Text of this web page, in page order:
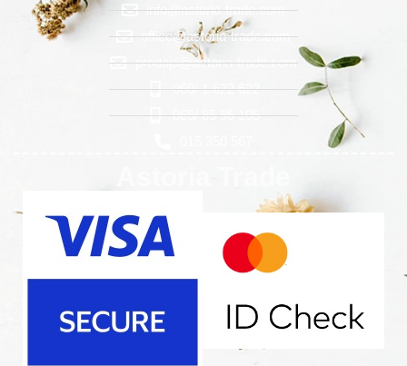
info@astoria-trade.com
office@astoria-trade.com
prodaja@astoria-trade.com
060/ 1 622 622
065/ 85 95 105